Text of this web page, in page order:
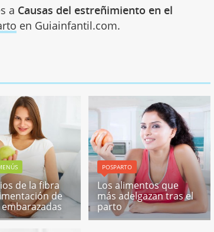
a Causas del estreñimiento en el
en Guiainfantil.com.
de la fibra
de
POSPARTO
Los alimentos que
más adelgazan tras el
parto